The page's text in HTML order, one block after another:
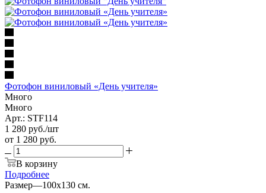
Фотофон виниловый «День учителя»
Много
Много
Арт.: STF114
1 280 руб./шт
от 1 280 руб.
В корзину
Подробнее
Размер—100х130 см.